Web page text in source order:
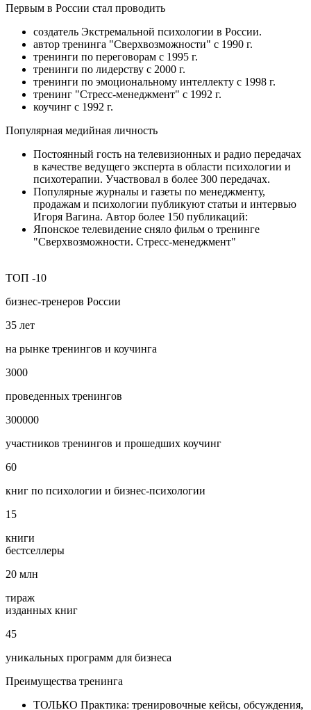
Первым в России стал проводить
создатель Экстремальной психологии в России.
автор тренинга "Сверхвозможности" с 1990 г.
тренинги по переговорам с 1995 г.
тренинги по лидерству с 2000 г.
тренинги по эмоциональному интеллекту с 1998 г.
тренинг "Стресс-менеджмент" с 1992 г.
коучинг с 1992 г.
Популярная медийная личность
Постоянный гость на телевизионных и радио передачах
в качестве ведущего эксперта в области психологии и
психотерапии. Участвовал в более 300 передачах.
Популярные журналы и газеты по менеджменту,
продажам и психологии публикуют статьи и интервью
Игоря Вагина. Автор более 150 публикаций:
Японское телевидение сняло фильм о тренинге
"Сверхвозможности. Стресс-менеджмент"
ТОП -10
бизнес‑тренеров России
35 лет
на рынке тренингов и коучинга
3000
проведенных тренингов
300000
участников тренингов и прошедших коучинг
60
книг по психологии и бизнес‑психологии
15
книги
бестселлеры
20 млн
тираж
изданных книг
45
уникальных программ для бизнеса
Преимущества тренинга
ТОЛЬКО Практика: тренировочные кейсы, обсуждения,